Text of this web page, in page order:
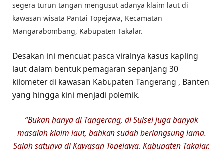
segera turun tangan mengusut adanya klaim laut di
kawasan wisata Pantai Topejawa, Kecamatan
Mangarabombang, Kabupaten Takalar.
Desakan ini mencuat pasca viralnya kasus kapling
laut dalam bentuk pemagaran sepanjang 30
kilometer di kawasan Kabupaten Tangerang , Banten
yang hingga kini menjadi polemik.
“Bukan hanya di Tangerang, di Sulsel juga banyak
masalah klaim laut, bahkan sudah berlangsung lama.
Salah satunya di Kawasan Topejawa, Kabupaten Takalar.